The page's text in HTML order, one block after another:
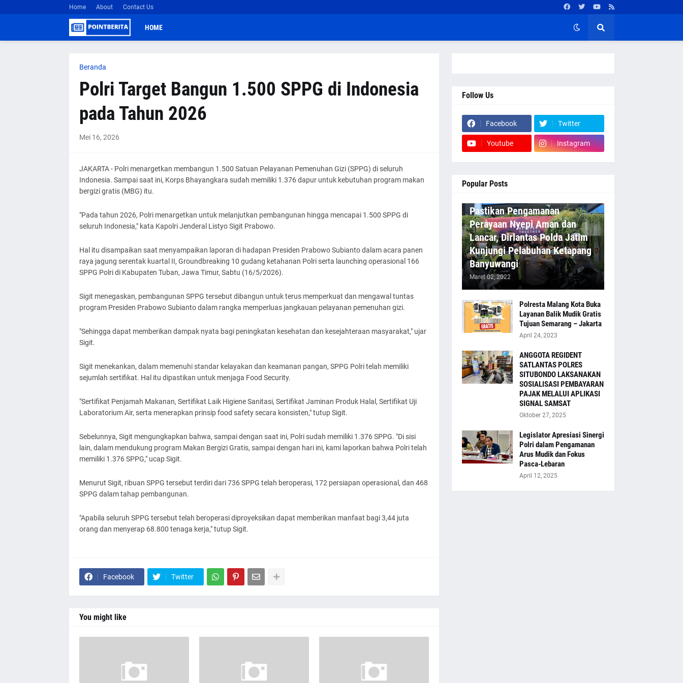
Home About Contact Us
HOME
Beranda
Polri Target Bangun 1.500 SPPG di Indonesia
pada Tahun 2026
Mei 16, 2026
JAKARTA - Polri menargetkan membangun 1.500 Satuan Pelayanan Pemenuhan Gizi (SPPG) di seluruh
Indonesia. Sampai saat ini, Korps Bhayangkara sudah memiliki 1.376 dapur untuk kebutuhan program makan
bergizi gratis (MBG) itu.
"Pada tahun 2026, Polri menargetkan untuk melanjutkan pembangunan hingga mencapai 1.500 SPPG di
seluruh Indonesia," kata Kapolri Jenderal Listyo Sigit Prabowo.
Hal itu disampaikan saat menyampaikan laporan di hadapan Presiden Prabowo Subianto dalam acara panen
raya jagung serentak kuartal II, Groundbreaking 10 gudang ketahanan Polri serta launching operasional 166
SPPG Polri di Kabupaten Tuban, Jawa Timur, Sabtu (16/5/2026).
Sigit menegaskan, pembangunan SPPG tersebut dibangun untuk terus memperkuat dan mengawal tuntas
program Presiden Prabowo Subianto dalam rangka memperluas jangkauan pelayanan pemenuhan gizi.
"Sehingga dapat memberikan dampak nyata bagi peningkatan kesehatan dan kesejahteraan masyarakat," ujar
Sigit.
Sigit menekankan, dalam memenuhi standar kelayakan dan keamanan pangan, SPPG Polri telah memiliki
sejumlah sertifikat. Hal itu dipastikan untuk menjaga Food Security.
"Sertifikat Penjamah Makanan, Sertifikat Laik Higiene Sanitasi, Sertifikat Jaminan Produk Halal, Sertifikat Uji
Laboratorium Air, serta menerapkan prinsip food safety secara konsisten," tutup Sigit.
Sebelunnya, Sigit mengungkapkan bahwa, sampai dengan saat ini, Polri sudah memiliki 1.376 SPPG. "Di sisi
lain, dalam mendukung program Makan Bergizi Gratis, sampai dengan hari ini, kami laporkan bahwa Polri telah
memiliki 1.376 SPPG," ucap Sigit.
Menurut Sigit, ribuan SPPG tersebut terdiri dari 736 SPPG telah beroperasi, 172 persiapan operasional, dan 468
SPPG dalam tahap pembangunan.
"Apabila seluruh SPPG tersebut telah beroperasi diproyeksikan dapat memberikan manfaat bagi 3,44 juta
orang dan menyerap 68.800 tenaga kerja," tutup Sigit.
Facebook Twitter
You might like
Follow Us
Facebook Twitter
Youtube Instagram
Popular Posts
Pastikan Pengamanan
Perayaan Nyepi Aman dan
Lancar, Dirlantas Polda Jatim
Kunjungi Pelabuhan Ketapang
Banyuwangi
Maret 02, 2022
Polresta Malang Kota Buka
Layanan Balik Mudik Gratis
Tujuan Semarang – Jakarta
April 24, 2023
ANGGOTA REGIDENT
SATLANTAS POLRES
SITUBONDO LAKSANAKAN
SOSIALISASI PEMBAYARAN
PAJAK MELALUI APLIKASI
SIGNAL SAMSAT
Oktober 27, 2025
Legislator Apresiasi Sinergi
Polri dalam Pengamanan
Arus Mudik dan Fokus
Pasca-Lebaran
April 12, 2025